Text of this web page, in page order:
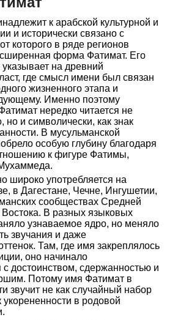
к арабской культурной и
и исторически связано с
которого в ряде регионов
форма Фатимат. Его
на древний
где смысл имени был связан
жизненного этапа и
Именно поэтому
нередко читается не
но и символически, как знак
В мусульманской
особую глубину благодаря
к фигуре Фатимы,
широко употребляется на
в Дагестане, Чечне, Ингушетии,
сообществах Средней
В разных языковых
узнаваемое ядро, но меняло
звучания и даже
Там, где имя закреплялось
оно начинало
с достоинством, сдержанностью и
Потому имя Фатимат в
звучит не как случайный набор
укорененности в родовой